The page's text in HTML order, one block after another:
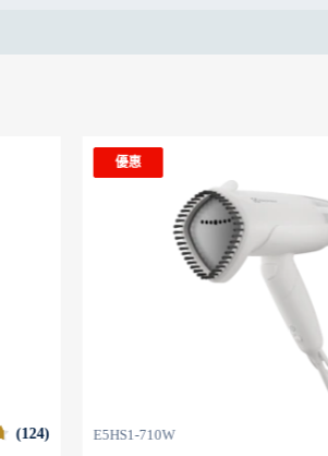
(124)
優惠
E5HS1-710W